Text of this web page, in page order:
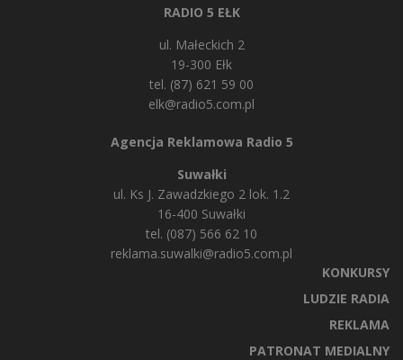
RADIO 5 EŁK
ul. Małeckich 2
19-300 Ełk
tel. (87) 621 59 00
elk@radio5.com.pl
Agencja Reklamowa Radio 5
Suwałki
ul. Ks J. Zawadzkiego 2 lok. 1.2
16-400 Suwałki
tel. (087) 566 62 10
reklama.suwalki@radio5.com.pl
KONKURSY
LUDZIE RADIA
REKLAMA
PATRONAT MEDIALNY